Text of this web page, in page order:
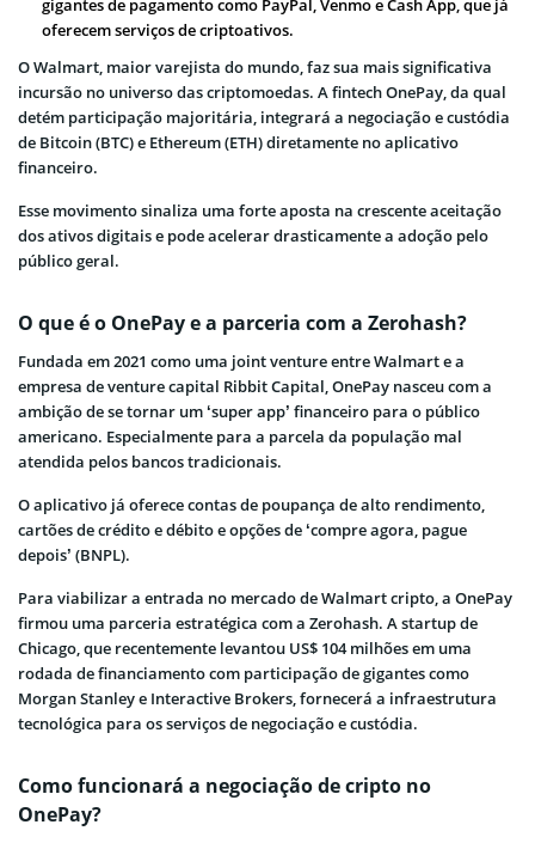
gigantes de pagamento como PayPal, Venmo e Cash App, que já
oferecem serviços de criptoativos.
O Walmart, maior varejista do mundo, faz sua mais significativa
incursão no universo das criptomoedas. A fintech OnePay, da qual
detém participação majoritária, integrará a negociação e custódia
de Bitcoin (BTC) e Ethereum (ETH) diretamente no aplicativo
financeiro.
Esse movimento sinaliza uma forte aposta na crescente aceitação
dos ativos digitais e pode acelerar drasticamente a adoção pelo
público geral.
O que é o OnePay e a parceria com a Zerohash?
Fundada em 2021 como uma joint venture entre Walmart e a
empresa de venture capital Ribbit Capital, OnePay nasceu com a
ambição de se tornar um ‘super app’ financeiro para o público
americano. Especialmente para a parcela da população mal
atendida pelos bancos tradicionais.
O aplicativo já oferece contas de poupança de alto rendimento,
cartões de crédito e débito e opções de ‘compre agora, pague
depois’ (BNPL).
Para viabilizar a entrada no mercado de Walmart cripto, a OnePay
firmou uma parceria estratégica com a Zerohash. A startup de
Chicago, que recentemente levantou US$ 104 milhões em uma
rodada de financiamento com participação de gigantes como
Morgan Stanley e Interactive Brokers, fornecerá a infraestrutura
tecnológica para os serviços de negociação e custódia.
Como funcionará a negociação de cripto no
OnePay?